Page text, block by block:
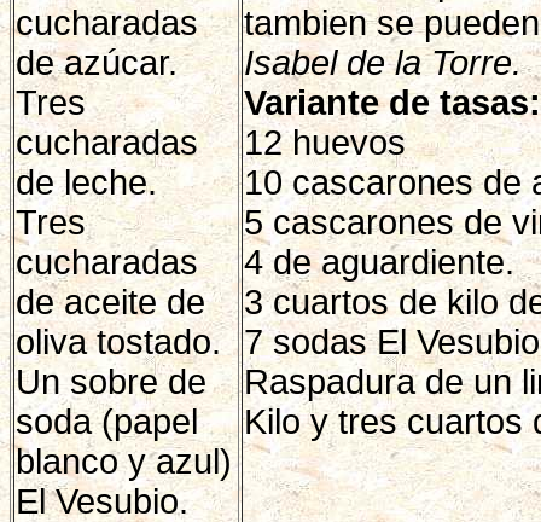
cucharadas
de azúcar.
Tres
cucharadas
de leche.
Tres
cucharadas
de aceite de
oliva tostado.
Un sobre de
soda (papel
blanco y azul)
El Vesubio.
tambien se
Isabel de la Torre.
Variante de tasas:
12 huevos
10 cascarones de
5 cascarones de
4 de aguardiente.
3 cuartos de kilo
7 sodas El
Raspadura de un
Kilo y tres cuartos